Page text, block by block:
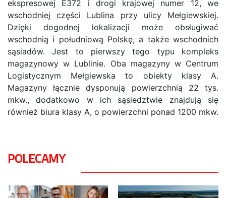
ekspresowej E372 i drogi krajowej numer 12, we
wschodniej części Lublina przy ulicy Mełgiewskiej.
Dzięki dogodnej lokalizacji może obsługiwać
wschodnią i południową Polskę, a także wschodnich
sąsiadów. Jest to pierwszy tego typu kompleks
magazynowy w Lublinie. Oba magazyny w Centrum
Logistycznym Mełgiewska to obiekty klasy A.
Magazyny łącznie dysponują powierzchnią 22 tys.
mkw., dodatkowo w ich sąsiedztwie znajdują się
również biura klasy A, o powierzchni ponad 1200 mkw.
POLECAMY